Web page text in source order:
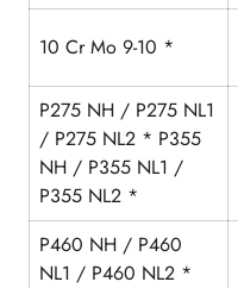
10 Cr Mo 9-10 *
P275 NH / P275 NL1
/ P275 NL2 * P355
NH / P355 NL1 /
P355 NL2 *
P460 NH / P460
NL1 / P460 NL2 *